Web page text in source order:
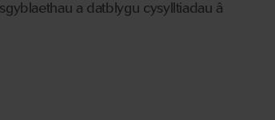
a datblygu cysylltiadau â